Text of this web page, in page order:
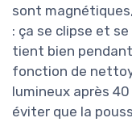
sont
: ça se clipse et
tient bien
fonction de
lumineux après
éviter que la